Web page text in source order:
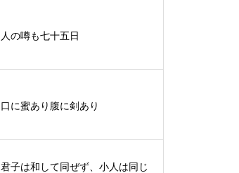
人の噂も七十五日
口に蜜あり腹に剣あり
君子は和して同ぜず、小人は同じ